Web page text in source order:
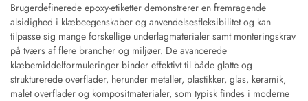
Brugerdefinerede epoxy-etiketter demonstrerer en fremragende
alsidighed i klæbeegenskaber og anvendelsesfleksibilitet og kan
tilpasse sig mange forskellige underlagmaterialer samt monteringskrav
på tværs af flere brancher og miljøer. De avancerede
klæbemiddelformuleringer binder effektivt til både glatte og
strukturerede overflader, herunder metaller, plastikker, glas, keramik,
malet overflader og kompositmaterialer, som typisk findes i moderne